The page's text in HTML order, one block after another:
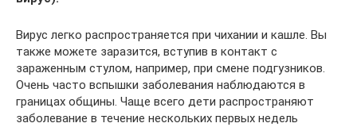
Вирус легко распространяется при чихании и кашле. Вы
также можете заразится, вступив в контакт с
зараженным стулом, например, при смене подгузников.
Очень часто вспышки заболевания наблюдаются в
границах общины. Чаще всего дети распространяют
заболевание в течение нескольких первых недель